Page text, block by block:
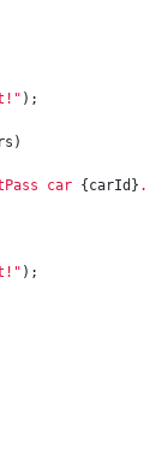
);
)
car {carId } ."
);